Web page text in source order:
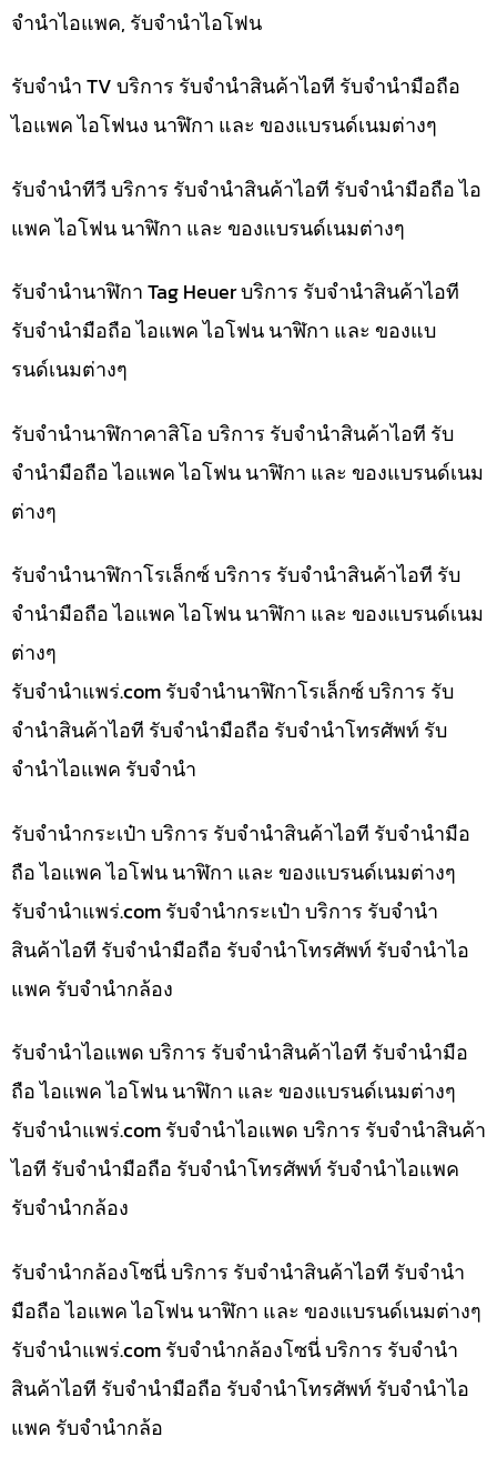
จำนำไอแพค, รับจำนำไอโฟน
รับจำนำ TV บริการ รับจำนำสินค้าไอที รับจำนำมือถือ
ไอแพค ไอโฟนง นาฬิกา และ ของแบรนด์เนมต่างๆ
รับจำนำทีวี บริการ รับจำนำสินค้าไอที รับจำนำมือถือ ไอ
แพค ไอโฟน นาฬิกา และ ของแบรนด์เนมต่างๆ
รับจำนำนาฬิกา Tag Heuer บริการ รับจำนำสินค้าไอที
รับจำนำมือถือ ไอแพค ไอโฟน นาฬิกา และ ของแบ
รนด์เนมต่างๆ
รับจำนำนาฬิกาคาสิโอ บริการ รับจำนำสินค้าไอที รับ
จำนำมือถือ ไอแพค ไอโฟน นาฬิกา และ ของแบรนด์เนม
ต่างๆ
รับจำนำนาฬิกาโรเล็กซ์ บริการ รับจำนำสินค้าไอที รับ
จำนำมือถือ ไอแพค ไอโฟน นาฬิกา และ ของแบรนด์เนม
ต่างๆ
รับจํานําแพร่.com รับจำนำนาฬิกาโรเล็กซ์ บริการ รับ
จำนำสินค้าไอที รับจำนำมือถือ รับจำนำโทรศัพท์ รับ
จำนำไอแพค รับจำนำ
รับจำนำกระเป๋า บริการ รับจำนำสินค้าไอที รับจำนำมือ
ถือ ไอแพค ไอโฟน นาฬิกา และ ของแบรนด์เนมต่างๆ
รับจํานําแพร่.com รับจำนำกระเป๋า บริการ รับจำนำ
สินค้าไอที รับจำนำมือถือ รับจำนำโทรศัพท์ รับจำนำไอ
แพค รับจำนำกล้อง
รับจำนำไอแพด บริการ รับจำนำสินค้าไอที รับจำนำมือ
ถือ ไอแพค ไอโฟน นาฬิกา และ ของแบรนด์เนมต่างๆ
รับจํานําแพร่.com รับจำนำไอแพด บริการ รับจำนำสินค้า
ไอที รับจำนำมือถือ รับจำนำโทรศัพท์ รับจำนำไอแพค
รับจำนำกล้อง
รับจำนำกล้องโซนี่ บริการ รับจำนำสินค้าไอที รับจำนำ
มือถือ ไอแพค ไอโฟน นาฬิกา และ ของแบรนด์เนมต่างๆ
รับจํานําแพร่.com รับจำนำกล้องโซนี่ บริการ รับจำนำ
สินค้าไอที รับจำนำมือถือ รับจำนำโทรศัพท์ รับจำนำไอ
แพค รับจำนำกล้อ